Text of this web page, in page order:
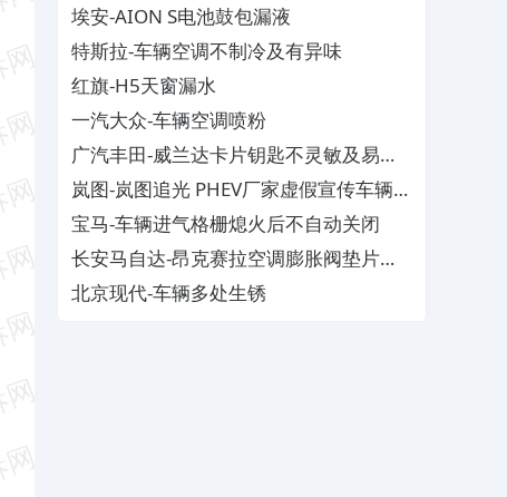
埃安-AION S电池鼓包漏液
特斯拉-车辆空调不制冷及有异味
红旗-H5天窗漏水
一汽大众-车辆空调喷粉
广汽丰田-威兰达卡片钥匙不灵敏及易消
磁
岚图-岚图追光 PHEV厂家虚假宣传车辆配
置与功能
宝马-车辆进气格栅熄火后不自动关闭
长安马自达-昂克赛拉空调膨胀阀垫片生
锈
北京现代-车辆多处生锈